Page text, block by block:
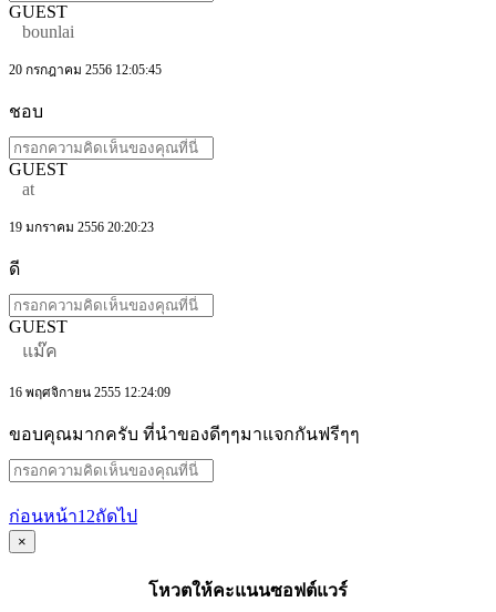
GUEST
bounlai
20 กรกฎาคม 2556 12:05:45
ชอบ
GUEST
at
19 มกราคม 2556 20:20:23
ดี
GUEST
แม๊ค
16 พฤศจิกายน 2555 12:24:09
ขอบคุณมากครับ ที่นำของดีๆๆมาแจกกันฟรีๆๆ
ก่อนหน้า1 2ถัดไป
×
โหวตให้คะแนนซอฟต์แวร์